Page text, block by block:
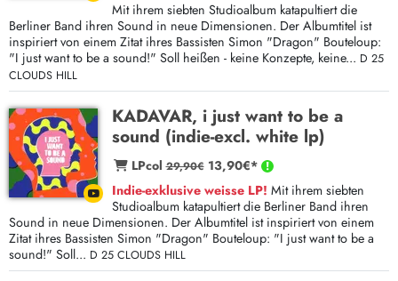
Mit ihrem siebten Studioalbum katapultiert die
Berliner Band ihren Sound in neue Dimensionen. Der Albumtitel ist
inspiriert von einem Zitat ihres Bassisten Simon "Dragon" Bouteloup:
"I just want to be a sound!" Soll heißen - keine Konzepte, keine... D 25
CLOUDS HILL
KADAVAR, i just want to be a
sound (indie-excl. white lp)
LPcol29,90€13,90€*
Indie-exklusive weisse LP! Mit ihrem siebten
Studioalbum katapultiert die Berliner Band ihren
Sound in neue Dimensionen. Der Albumtitel ist inspiriert von einem
Zitat ihres Bassisten Simon "Dragon" Bouteloup: "I just want to be a
sound!" Soll... D 25 CLOUDS HILL